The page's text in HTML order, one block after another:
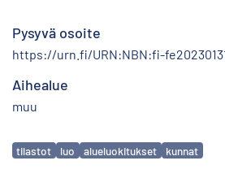
Pysyvä osoite
https://urn.fi/URN:NBN:fi-
Aihealue
muu
Avainsanat
tilastot luo alueluokitukset kunnat